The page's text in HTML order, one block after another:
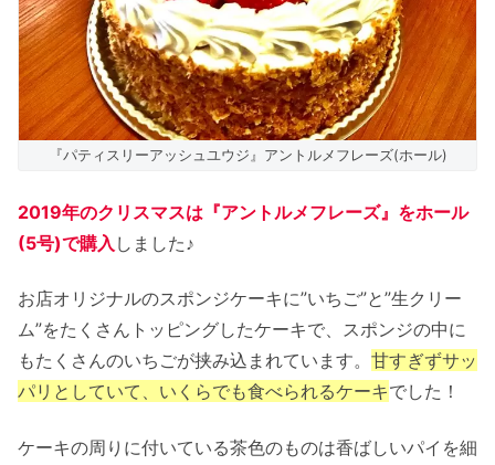
『パティスリーアッシュユウジ』アントルメフレーズ(ホール)
2019年のクリスマスは『アントルメフレーズ』をホール
(5号)で購入 しました♪
お店オリジナルのスポンジケーキに”いちご”と”生クリー
ム”をたくさんトッピングしたケーキで、スポンジの中に
もたくさんのいちごが挟み込まれています。 甘すぎずサッ
パリとしていて、いくらでも食べられるケーキでした！
ケーキの周りに付いている茶色のものは香ばしいパイを細